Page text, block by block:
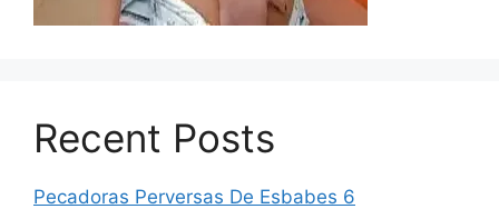
Recent Posts
Pecadoras Perversas De Esbabes 6